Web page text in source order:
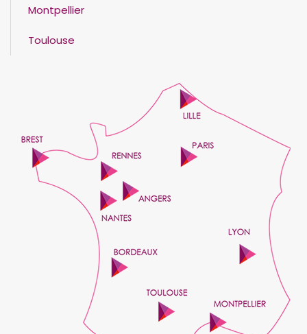
Montpellier
Toulouse